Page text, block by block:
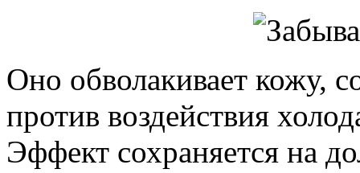
Оно обволакивает кожу,
против воздействия
Эффект сохраняется на